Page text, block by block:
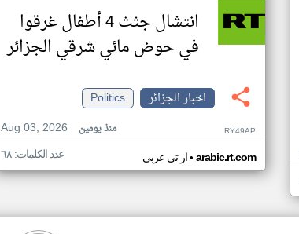
انتشال جثث 4 أطفال غرقوا
في حوض مائي شرقي الجزائر
اخبار الجزائر
Politics
Aug 03, 2026
منذ يومين RY49AP
ار تي عربي• arabic.rt.com عدد الكلمات: ٦٨